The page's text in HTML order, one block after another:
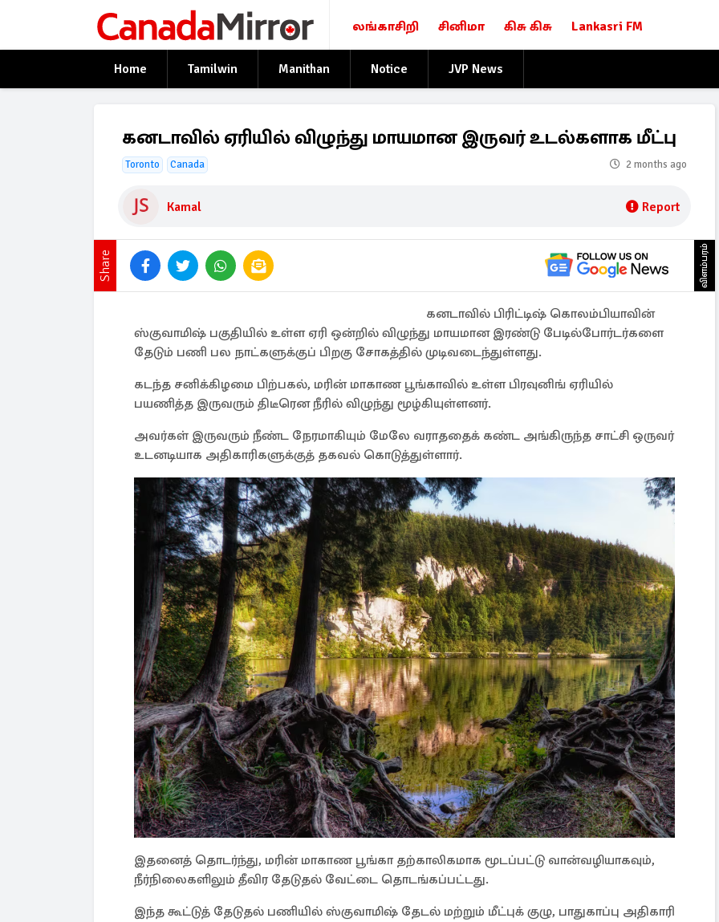
லங்காசிறி சினிமா கிசு கிசு Lankasri FM
Home Tamilwin Manithan Notice JVP News
கனடாவில் ஏரியில் விழுந்து மாயமான இருவர் உடல்களாக மீட்பு
Toronto Canada 2 months ago
Kamal Report
Share விளம்பரம்
கனடாவில் பிரிட்டிஷ் கொலம்பியாவின்
ஸ்குவாமிஷ் பகுதியில் உள்ள ஏரி ஒன்றில் விழுந்து மாயமான இரண்டு பேடில்போர்டர்களை
தேடும் பணி பல நாட்களுக்குப் பிறகு சோகத்தில் முடிவடைந்துள்ளது.
கடந்த சனிக்கிழமை பிற்பகல், மரின் மாகாண பூங்காவில் உள்ள பிரவுனிங் ஏரியில்
பயணித்த இருவரும் திடீரென நீரில் விழுந்து மூழ்கியுள்ளனர்.
அவர்கள் இருவரும் நீண்ட நேரமாகியும் மேலே வராததைக் கண்ட அங்கிருந்த சாட்சி ஒருவர்
உடனடியாக அதிகாரிகளுக்குத் தகவல் கொடுத்துள்ளார்.
இதனைத் தொடர்ந்து, மரின் மாகாண பூங்கா தற்காலிகமாக மூடப்பட்டு வான்வழியாகவும்,
நீர்நிலைகளிலும் தீவிர தேடுதல் வேட்டை தொடங்கப்பட்டது.
இந்த கூட்டுத் தேடுதல் பணியில் ஸ்குவாமிஷ் தேடல் மற்றும் மீட்புக் குழு, பாதுகாப்பு அதிகாரி